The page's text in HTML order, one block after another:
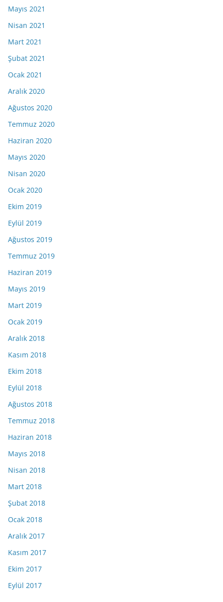
Mayıs 2021
Nisan 2021
Mart 2021
Şubat 2021
Ocak 2021
Aralık 2020
Ağustos 2020
Temmuz 2020
Haziran 2020
Mayıs 2020
Nisan 2020
Ocak 2020
Ekim 2019
Eylül 2019
Ağustos 2019
Temmuz 2019
Haziran 2019
Mayıs 2019
Mart 2019
Ocak 2019
Aralık 2018
Kasım 2018
Ekim 2018
Eylül 2018
Ağustos 2018
Temmuz 2018
Haziran 2018
Mayıs 2018
Nisan 2018
Mart 2018
Şubat 2018
Ocak 2018
Aralık 2017
Kasım 2017
Ekim 2017
Eylül 2017